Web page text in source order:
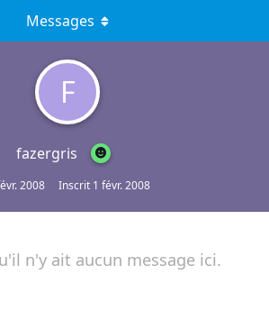
F
fazergris
2008 Inscrit 1 févr. 2008
Messages
n'y ait aucun message ici.